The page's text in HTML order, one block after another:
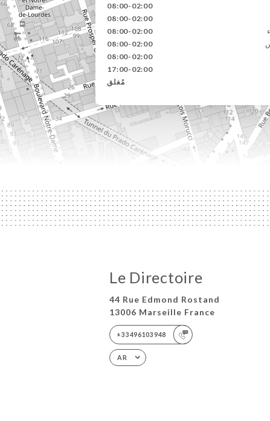
08:00-02:00
08:00-02:00
08:00-02:00
08:00-02:00
08:00-02:00
17:00-02:00
مُغلق
Le Directoire
44 Rue Edmond Rostand
13006 Marseille France
+33496103948
AR